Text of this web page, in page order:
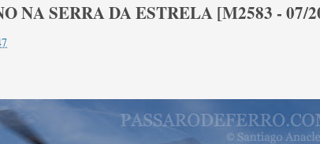
NA SERRA DA ESTRELA [M2583 - 07/